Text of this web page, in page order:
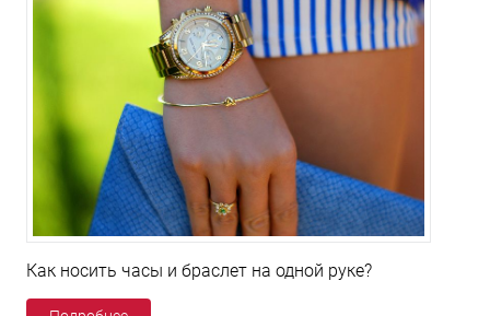
Как носить часы и браслет на одной руке?